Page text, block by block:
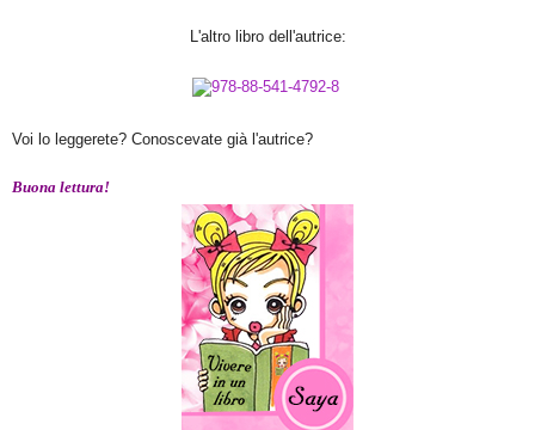
L'altro libro dell'autrice:
Voi lo leggerete? Conoscevate già l'autrice?
Buona lettura!